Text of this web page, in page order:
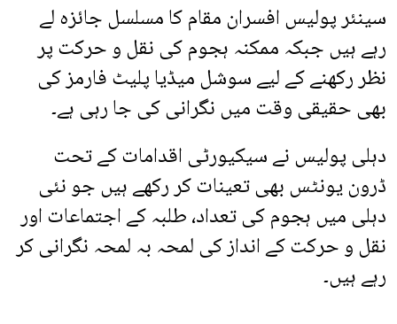
سینئر پولیس افسران مقام کا مسلسل جائزہ لے
رہے ہیں جبکہ ممکنہ ہجوم کی نقل و حرکت پر
نظر رکھنے کے لیے سوشل میڈیا پلیٹ فارمز کی
بھی حقیقی وقت میں نگرانی کی جا رہی ہے۔
دہلی پولیس نے سیکیورٹی اقدامات کے تحت
ڈرون یونٹس بھی تعینات کر رکھے ہیں جو نئی
دہلی میں ہجوم کی تعداد، طلبہ کے اجتماعات اور
نقل و حرکت کے انداز کی لمحہ بہ لمحہ نگرانی کر
رہے ہیں۔